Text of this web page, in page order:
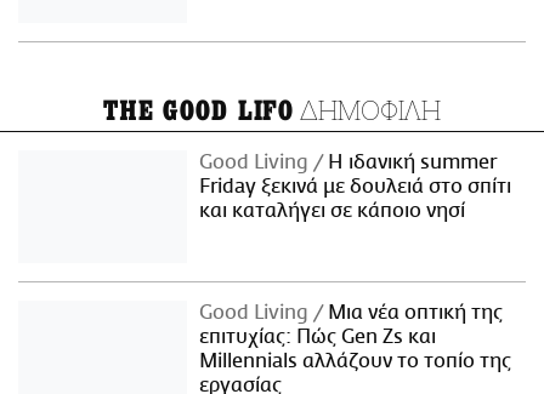
THE GOOD LIFO ΔΗΜΟΦΙΛΗ
Good Living
Η ιδανική summer
Friday ξεκινά με δουλειά στο σπίτι
και καταλήγει σε κάποιο νησί
Good Living
Μια νέα οπτική της
επιτυχίας: Πώς Gen Zs και
Millennials αλλάζουν το τοπίο της
εργασίας